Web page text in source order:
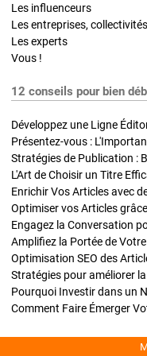
Les influenceurs
Les entreprises,
Les experts
Vous !
12 conseils pour bien
Développez une Ligne
Présentez-vous :
L'Art de Choisir un Titre
Optimiser vos Articles
Engagez la Conversation
Amplifiez la Portée de